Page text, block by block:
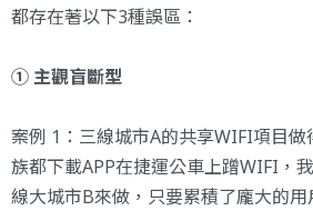
都存在著以下3種誤區：
① 主觀盲斷型
案例 1：三線城市A的共享WIFI項目
族都下載APP在捷運公車上蹭WIFI，
線大城市B來做，只要累積了龐大的